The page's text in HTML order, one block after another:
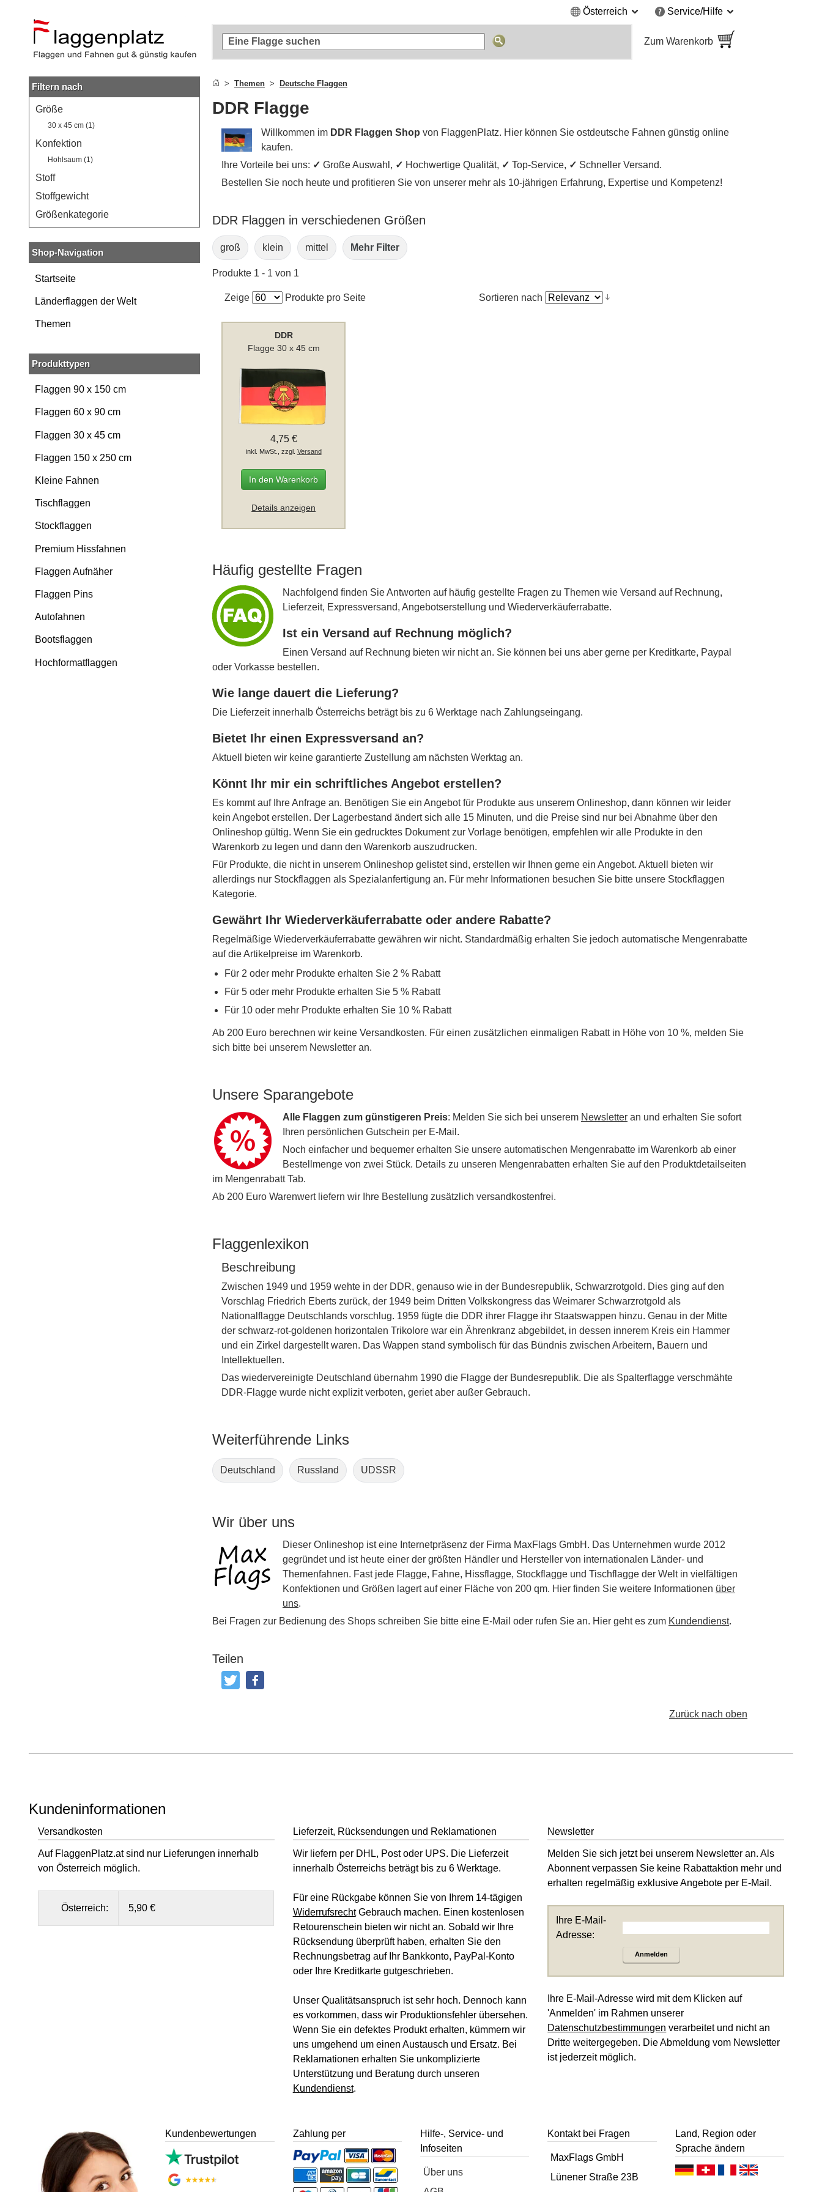
Hauptinhalt
springen
Suche
Zur
Navigation
springen
Österreich Service/Hilfe
Zum Warenkorb
Filtern nach
Größe
30 x 45 cm (1)
Konfektion
Hohlsaum (1)
Stoff
Stoffgewicht
Größenkategorie
Shop-Navigation
Startseite
Länderflaggen der Welt
Themen
Produkttypen
Flaggen 90 x 150 cm
Flaggen 60 x 90 cm
Flaggen 30 x 45 cm
Flaggen 150 x 250 cm
Kleine Fahnen
Tischflaggen
Stockflaggen
Premium Hissfahnen
Flaggen Aufnäher
Flaggen Pins
Autofahnen
Bootsflaggen
Hochformatflaggen
Themen Deutsche Flaggen
DDR Flagge
Willkommen im DDR Flaggen Shop von FlaggenPlatz. Hier können Sie ostdeutsche Fahnen günstig online
kaufen.
Ihre Vorteile bei uns: ✓ Große Auswahl, ✓ Hochwertige Qualität, ✓ Top-Service, ✓ Schneller Versand.
Bestellen Sie noch heute und profitieren Sie von unserer mehr als 10-jährigen Erfahrung, Expertise und Kompetenz!
DDR Flaggen in verschiedenen Größen
groß klein mittel Mehr Filter
Produkte 1 - 1 von 1
Zeige Produkte pro Seite Sortieren nach
DDR
Flagge 30 x 45 cm
4,75 €
inkl. MwSt., zzgl. Versand
In den Warenkorb
Details anzeigen
Häufig gestellte Fragen
Nachfolgend finden Sie Antworten auf häufig gestellte Fragen zu Themen wie Versand auf Rechnung,
Lieferzeit, Expressversand, Angebotserstellung und Wiederverkäuferrabatte.
Ist ein Versand auf Rechnung möglich?
Einen Versand auf Rechnung bieten wir nicht an. Sie können bei uns aber gerne per Kreditkarte, Paypal
oder Vorkasse bestellen.
Wie lange dauert die Lieferung?
Die Lieferzeit innerhalb Österreichs beträgt bis zu 6 Werktage nach Zahlungseingang.
Bietet Ihr einen Expressversand an?
Aktuell bieten wir keine garantierte Zustellung am nächsten Werktag an.
Könnt Ihr mir ein schriftliches Angebot erstellen?
Es kommt auf Ihre Anfrage an. Benötigen Sie ein Angebot für Produkte aus unserem Onlineshop, dann können wir leider
kein Angebot erstellen. Der Lagerbestand ändert sich alle 15 Minuten, und die Preise sind nur bei Abnahme über den
Onlineshop gültig. Wenn Sie ein gedrucktes Dokument zur Vorlage benötigen, empfehlen wir alle Produkte in den
Warenkorb zu legen und dann den Warenkorb auszudrucken.
Für Produkte, die nicht in unserem Onlineshop gelistet sind, erstellen wir Ihnen gerne ein Angebot. Aktuell bieten wir
allerdings nur Stockflaggen als Spezialanfertigung an. Für mehr Informationen besuchen Sie bitte unsere Stockflaggen
Kategorie.
Gewährt Ihr Wiederverkäuferrabatte oder andere Rabatte?
Regelmäßige Wiederverkäuferrabatte gewähren wir nicht. Standardmäßig erhalten Sie jedoch automatische Mengenrabatte
auf die Artikelpreise im Warenkorb.
Für 2 oder mehr Produkte erhalten Sie 2 % Rabatt
Für 5 oder mehr Produkte erhalten Sie 5 % Rabatt
Für 10 oder mehr Produkte erhalten Sie 10 % Rabatt
Ab 200 Euro berechnen wir keine Versandkosten. Für einen zusätzlichen einmaligen Rabatt in Höhe von 10 %, melden Sie
sich bitte bei unserem Newsletter an.
Unsere Sparangebote
Alle Flaggen zum günstigeren Preis: Melden Sie sich bei unserem Newsletter an und erhalten Sie sofort
Ihren persönlichen Gutschein per E-Mail.
Noch einfacher und bequemer erhalten Sie unsere automatischen Mengenrabatte im Warenkorb ab einer
Bestellmenge von zwei Stück. Details zu unseren Mengenrabatten erhalten Sie auf den Produktdetailseiten
im Mengenrabatt Tab.
Ab 200 Euro Warenwert liefern wir Ihre Bestellung zusätzlich versandkostenfrei.
Flaggenlexikon
Beschreibung
Zwischen 1949 und 1959 wehte in der DDR, genauso wie in der Bundesrepublik, Schwarzrotgold. Dies ging auf den
Vorschlag Friedrich Eberts zurück, der 1949 beim Dritten Volkskongress das Weimarer Schwarzrotgold als
Nationalflagge Deutschlands vorschlug. 1959 fügte die DDR ihrer Flagge ihr Staatswappen hinzu. Genau in der Mitte
der schwarz-rot-goldenen horizontalen Trikolore war ein Ährenkranz abgebildet, in dessen innerem Kreis ein Hammer
und ein Zirkel dargestellt waren. Das Wappen stand symbolisch für das Bündnis zwischen Arbeitern, Bauern und
Intellektuellen.
Das wiedervereinigte Deutschland übernahm 1990 die Flagge der Bundesrepublik. Die als Spalterflagge verschmähte
DDR-Flagge wurde nicht explizit verboten, geriet aber außer Gebrauch.
Weiterführende Links
Deutschland Russland UDSSR
Wir über uns
Dieser Onlineshop ist eine Internetpräsenz der Firma MaxFlags GmbH. Das Unternehmen wurde 2012
gegründet und ist heute einer der größten Händler und Hersteller von internationalen Länder- und
Themenfahnen. Fast jede Flagge, Fahne, Hissflagge, Stockflagge und Tischflagge der Welt in vielfältigen
Konfektionen und Größen lagert auf einer Fläche von 200 qm. Hier finden Sie weitere Informationen über
uns.
Bei Fragen zur Bedienung des Shops schreiben Sie bitte eine E-Mail oder rufen Sie an. Hier geht es zum Kundendienst.
Teilen
TweetenPosten
Zurück nach oben
Kundeninformationen
Versandkosten
Auf FlaggenPlatz.at sind nur Lieferungen innerhalb
von Österreich möglich.
Österreich: 5,90 €
Lieferzeit, Rücksendungen und Reklamationen
Wir liefern per DHL, Post oder UPS. Die Lieferzeit
innerhalb Österreichs beträgt bis zu 6 Werktage.
Für eine Rückgabe können Sie von Ihrem 14-tägigen
WiderrufsrechtGebrauch machen. Einen kostenlosen
Retourenschein bieten wir nicht an. Sobald wir Ihre
Rücksendung überprüft haben, erhalten Sie den
Rechnungsbetrag auf Ihr Bankkonto, PayPal-Konto
oder Ihre Kreditkarte gutgeschrieben.
Unser Qualitätsanspruch ist sehr hoch. Dennoch kann
es vorkommen, dass wir Produktionsfehler übersehen.
Wenn Sie ein defektes Produkt erhalten, kümmern wir
uns umgehend um einen Austausch und Ersatz. Bei
Reklamationen erhalten Sie unkomplizierte
Unterstützung und Beratung durch unseren
Kundendienst.
Newsletter
Melden Sie sich jetzt bei unserem Newsletter an. Als
Abonnent verpassen Sie keine Rabattaktion mehr und
erhalten regelmäßig exklusive Angebote per E-Mail.
Ihre E-Mail-
Adresse:
Anmelden
Ihre E-Mail-Adresse wird mit dem Klicken auf
'Anmelden' im Rahmen unserer
Datenschutzbestimmungen verarbeitet und nicht an
Dritte weitergegeben. Die Abmeldung vom Newsletter
ist jederzeit möglich.
Kundenbewertungen Zahlung per
Hilfe-, Service- und
Infoseiten
Über uns
Kontakt bei Fragen
MaxFlags GmbH
Lünener Straße 23B
Land, Region oder
Sprache ändern
D
D
F
E